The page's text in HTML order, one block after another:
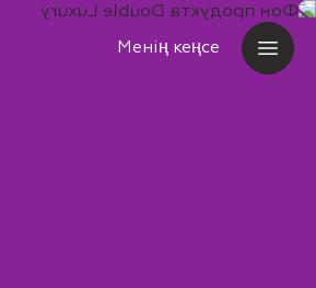
Менің кеңсе